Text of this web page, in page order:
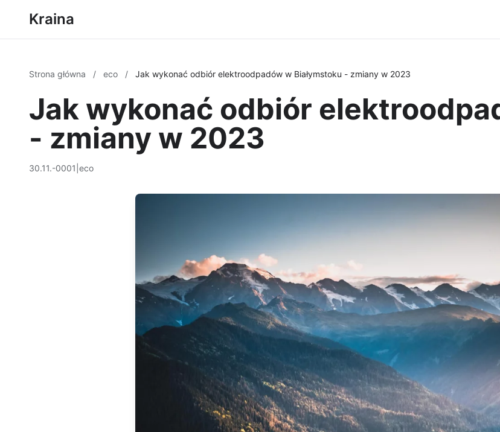
Kraina
Strona główna / eco / Jak wykonać odbiór elektroodpadów w Białymstoku - zmiany w 2023
Jak wykonać odbiór
- zmiany w 2023
30.11.-0001 eco